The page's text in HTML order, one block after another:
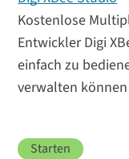
Kostenlose
Entwickler Digi
einfach zu
verwalten können
Starten